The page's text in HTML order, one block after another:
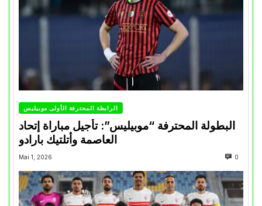
الرابطة المحترفة الأولى موبيليس
البطولة المحترفة “موبيليس”: تأجيل مباراة إتحاد
العاصمة وأتلتيك بارادو
Mai 1, 2026 0